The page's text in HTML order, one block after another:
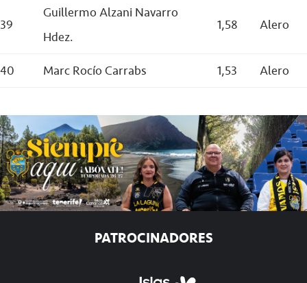
39
Guillermo Alzani Navarro
Hdez.
1,58 Alero
40 Marc Rocío Carrabs 1,53 Alero
PATROCINADORES